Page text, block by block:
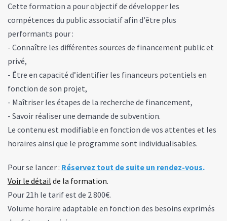
Cette formation a pour objectif de développer les
compétences du public associatif afin d'être plus
performants pour :
- Connaître les différentes sources de financement public et
privé,
- Être en capacité d’identifier les financeurs potentiels en
fonction de son projet,
- Maîtriser les étapes de la recherche de financement,
- Savoir réaliser une demande de subvention.
Le contenu est modifiable en fonction de vos attentes et les
horaires ainsi que le programme sont individualisables.
Pour se lancer : Réservez tout de suite un rendez-vous.
Voir le détail de la formation.
Pour 21h le tarif est de 2 800€.
Volume horaire adaptable en fonction des besoins exprimés